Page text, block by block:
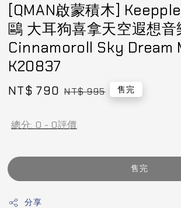
[QMAN啟蒙積木]
鷗 大耳狗喜拿天空遐想音
Cinnamoroll Sky Dream
K20837
Sale
NT$ 790 Regular
NT$ 995 售完
總分: 0 - 0評價
售完
分享